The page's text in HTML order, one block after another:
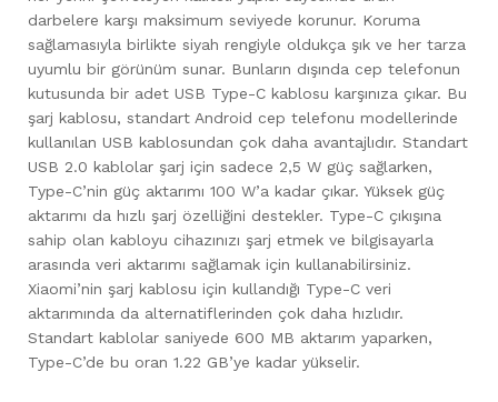
darbelere karşı maksimum seviyede korunur. Koruma
sağlamasıyla birlikte siyah rengiyle oldukça şık ve her tarza
uyumlu bir görünüm sunar. Bunların dışında cep telefonun
kutusunda bir adet USB Type-C kablosu karşınıza çıkar. Bu
şarj kablosu, standart Android cep telefonu modellerinde
kullanılan USB kablosundan çok daha avantajlıdır. Standart
USB 2.0 kablolar şarj için sadece 2,5 W güç sağlarken,
Type-C’nin güç aktarımı 100 W’a kadar çıkar. Yüksek güç
aktarımı da hızlı şarj özelliğini destekler. Type-C çıkışına
sahip olan kabloyu cihazınızı şarj etmek ve bilgisayarla
arasında veri aktarımı sağlamak için kullanabilirsiniz.
Xiaomi’nin şarj kablosu için kullandığı Type-C veri
aktarımında da alternatiflerinden çok daha hızlıdır.
Standart kablolar saniyede 600 MB aktarım yaparken,
Type-C’de bu oran 1.22 GB’ye kadar yükselir.